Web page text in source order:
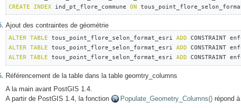
CREATE
INDEX ind_pt_flore_commune ON
Ajout des contraintes de géométrie
ALTER TABLE tous_point_flore_selon_format_esri ADD CONSTRAINT
ALTER
TABLE tous_point_flore_selon_format_esri ADD CONSTRAINT
ALTER
TABLE tous_point_flore_selon_format_esri ADD CONSTRAINT
Référencement de la table dans la table geomtry_columns
A la main avant PostGIS 1.4.
A partir de PostGIS 1.4, la fonction
Populate_Geometry_Columns()répond à